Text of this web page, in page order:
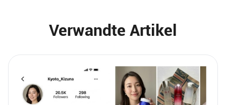
Verwandte Artikel